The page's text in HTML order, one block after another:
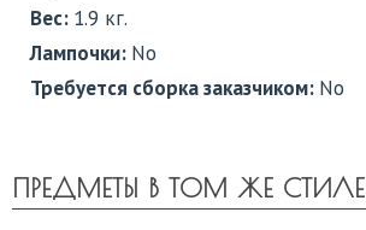
Вес: 1.9 кг.
Лампочки: No
Требуется сборка заказчиком: No
ПРЕДМЕТЫ В ТОМ ЖЕ СТИЛЕ